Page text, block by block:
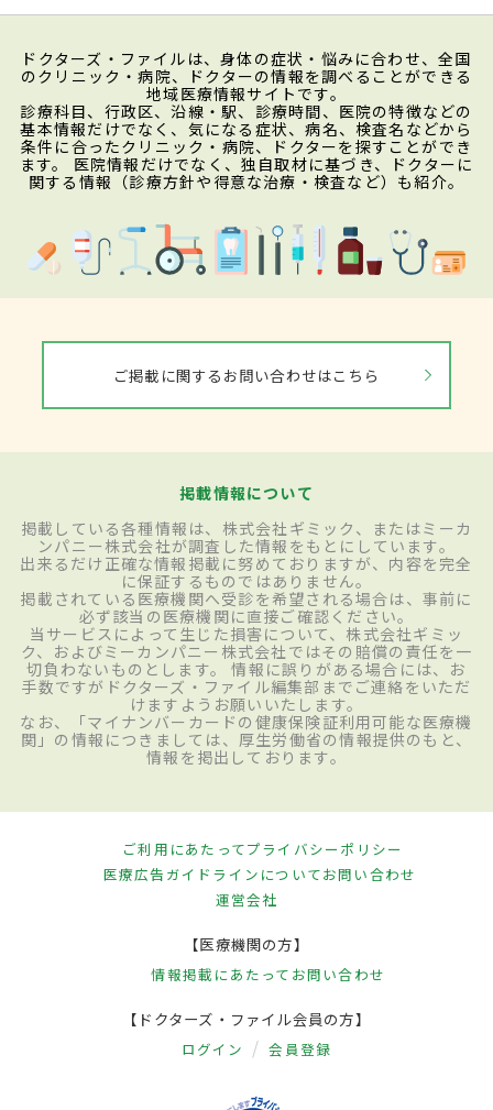
ドクターズ・ファイルは、身体の症状・悩みに合わせ、全国
のクリニック・病院、ドクターの情報を調べることができる
地域医療情報サイトです。
診療科目、行政区、沿線・駅、診療時間、医院の特徴などの
基本情報だけでなく、気になる症状、病名、検査名などから
条件に合ったクリニック・病院、ドクターを探すことができ
ます。 医院情報だけでなく、独自取材に基づき、ドクターに
関する情報（診療方針や得意な治療・検査など）も紹介。
ご掲載に関するお問い合わせはこちら
掲載情報について
掲載している各種情報は、株式会社ギミック、またはミーカ
ンパニー株式会社が調査した情報をもとにしています。
出来るだけ正確な情報掲載に努めておりますが、内容を完全
に保証するものではありません。
掲載されている医療機関へ受診を希望される場合は、事前に
必ず該当の医療機関に直接ご確認ください。
当サービスによって生じた損害について、株式会社ギミッ
ク、およびミーカンパニー株式会社ではその賠償の責任を一
切負わないものとします。 情報に誤りがある場合には、お
手数ですがドクターズ・ファイル編集部までご連絡をいただ
けますようお願いいたします。
なお、「マイナンバーカードの健康保険証利用可能な医療機
関」の情報につきましては、厚生労働省の情報提供のもと、
情報を掲出しております。
ご利用にあたってプライバシーポリシー
医療広告ガイドラインについてお問い合わせ
運営会社
【医療機関の方】
情報掲載にあたって お問い合わせ
【ドクターズ・ファイル会員の方】
ログイン 会員登録